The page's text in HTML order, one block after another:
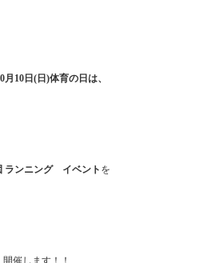
月10日(日)体育の日は、
ランニング イベント を
開催します！！